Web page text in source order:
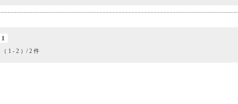
1
（ 1 - 2 ）/ 2 件